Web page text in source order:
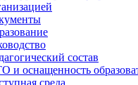
состав
и оснащенность
среда